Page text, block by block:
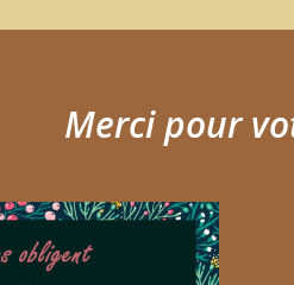
Merci pour